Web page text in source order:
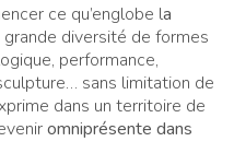
ce qu’englobe la
grande diversité de formes
performance,
sans limitation de
dans un territoire de
omniprésente dans